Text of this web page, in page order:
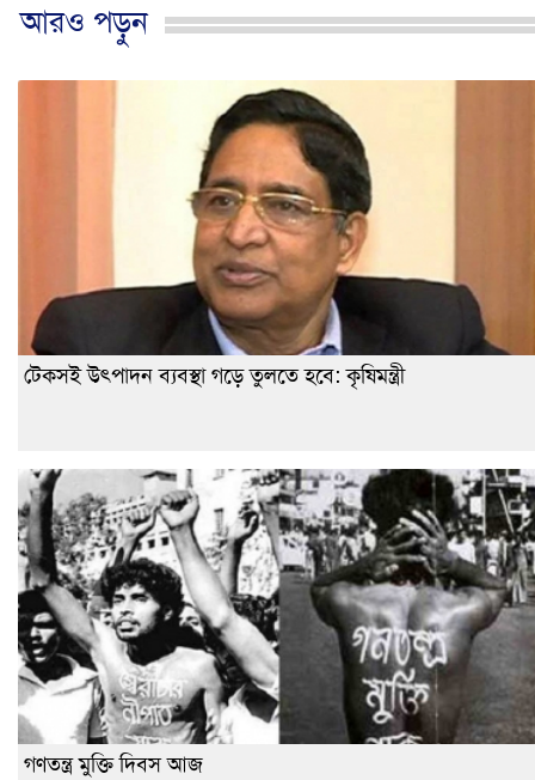
আরও পড়ুন
টেকসই উৎপাদন ব্যবস্থা গড়ে তুলতে হবে: কৃষিমন্ত্রী
গণতন্ত্র মুক্তি দিবস আজ